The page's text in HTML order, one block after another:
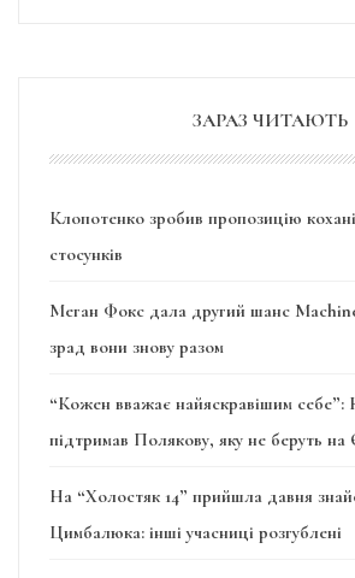
ЗАРАЗ ЧИТАЮТЬ
Клопотенко зробив пропозицію
стосунків
Меган Фокс дала другий шанс
зрад вони знову разом
“Кожен вважає найяскравішим
підтримав Полякову, яку не беруть на
На “Холостяк 14” прийшла давня
Цимбалюка: інші учасниці розгублені